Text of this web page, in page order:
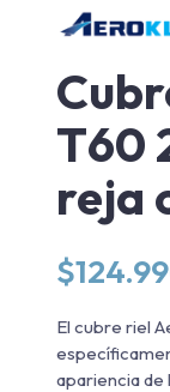
T60
reja
$
El cubre riel
apariencia de